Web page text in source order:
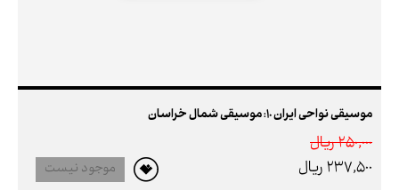
موسیقی نواحی ایران 10: موسیقی شمال خراسان
250,000 ريال
237,500 ريال
موجود نیست